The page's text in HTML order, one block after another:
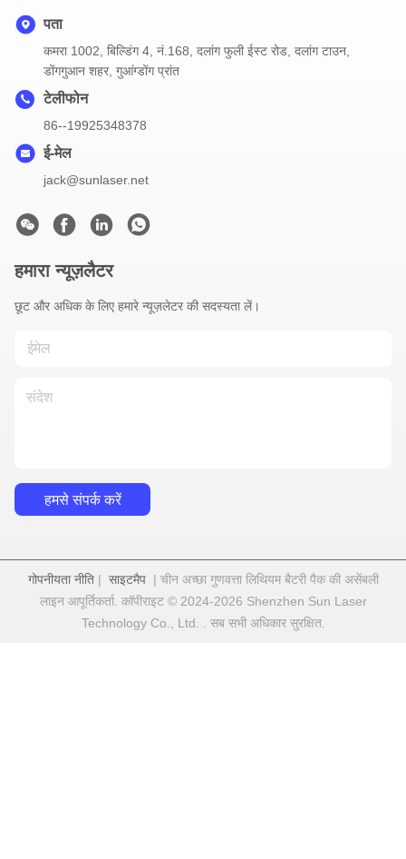
पता
कमरा 1002, बिल्डिंग 4, नं.168, दलांग फुली ईस्ट रोड, दलांग टाउन,
डोंगगुआन शहर, गुआंग्डोंग प्रांत
टेलीफोन
86--19925348378
ई-मेल
jack@sunlaser.net
हमारा न्यूज़लैटर
छूट और अधिक के लिए हमारे न्यूज़लेटर की सदस्यता लें।
हमसे संपर्क करें
गोपनीयता नीति| साइटमैप| चीन अच्छा गुणवत्ता लिथियम बैटरी पैक की असेंबली
लाइन आपूर्तिकर्ता. कॉपीराइट © 2024-2026 Shenzhen Sun Laser
Technology Co., Ltd. . सब सभी अधिकार सुरक्षित.